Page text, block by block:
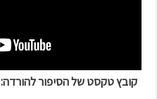
קובץ טקסט של הסיפור להורדה: https://ofergissin.link/WiT2